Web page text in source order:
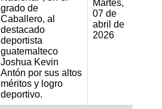
grado de
Caballero, al
destacado
deportista
guatemalteco
Joshua Kevin
Antón por sus altos
méritos y logro
deportivo.
Martes,
07 de
abril de
2026